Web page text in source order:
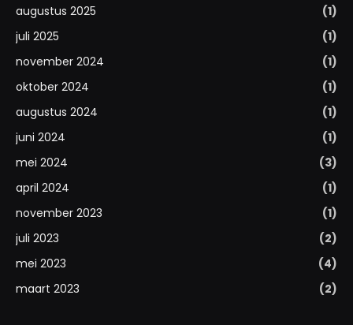
augustus 2025
(1)
juli 2025
(1)
november 2024
(1)
oktober 2024
(1)
augustus 2024
(1)
juni 2024
(1)
mei 2024
(3)
april 2024
(1)
november 2023
(1)
juli 2023
(2)
mei 2023
(4)
maart 2023
(2)